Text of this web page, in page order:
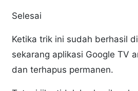
Selesai
Ketika trik ini sudah berhasil
sekarang aplikasi Google TV
dan terhapus permanen.